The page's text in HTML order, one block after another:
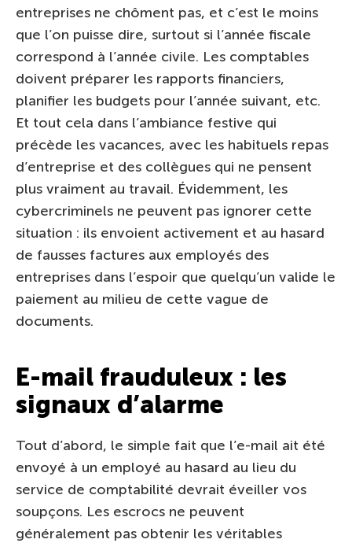
entreprises ne chôment pas, et c’est le moins
que l’on puisse dire, surtout si l’année fiscale
correspond à l’année civile. Les comptables
doivent préparer les rapports financiers,
planifier les budgets pour l’année suivant, etc.
Et tout cela dans l’ambiance festive qui
précède les vacances, avec les habituels repas
d’entreprise et des collègues qui ne pensent
plus vraiment au travail. Évidemment, les
cybercriminels ne peuvent pas ignorer cette
situation : ils envoient activement et au hasard
de fausses factures aux employés des
entreprises dans l’espoir que quelqu’un valide le
paiement au milieu de cette vague de
documents.
E-mail frauduleux : les
signaux d’alarme
Tout d’abord, le simple fait que l’e-mail ait été
envoyé à un employé au hasard au lieu du
service de comptabilité devrait éveiller vos
soupçons. Les escrocs ne peuvent
généralement pas obtenir les véritables